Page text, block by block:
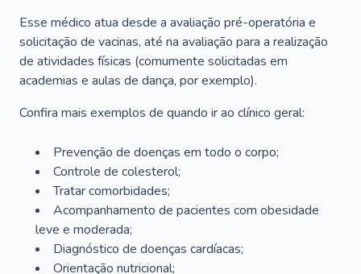
Esse médico atua desde a avaliação pré-operatória e
solicitação de vacinas, até na avaliação para a realização
de atividades físicas (comumente solicitadas em
academias e aulas de dança, por exemplo).
Confira mais exemplos de quando ir ao clínico geral:
Prevenção de doenças em todo o corpo;
Controle de colesterol;
Tratar comorbidades;
Acompanhamento de pacientes com obesidade
leve e moderada;
Diagnóstico de doenças cardíacas;
Orientação nutricional;